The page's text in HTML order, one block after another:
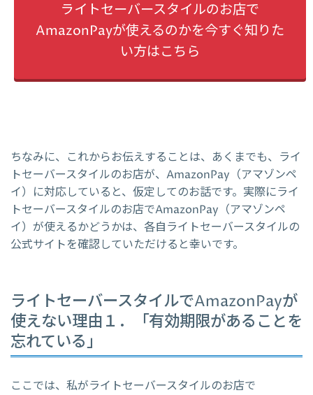
ライトセーバースタイルのお店で
AmazonPayが使えるのかを今すぐ知りた
い方はこちら
ちなみに、これからお伝えすることは、あくまでも、ライ
トセーバースタイルのお店が、AmazonPay（アマゾンペ
イ）に対応していると、仮定してのお話です。実際にライ
トセーバースタイルのお店でAmazonPay（アマゾンペ
イ）が使えるかどうかは、各自ライトセーバースタイルの
公式サイトを確認していただけると幸いです。
ライトセーバースタイルでAmazonPayが
使えない理由１．「有効期限があることを
忘れている」
ここでは、私がライトセーバースタイルのお店で